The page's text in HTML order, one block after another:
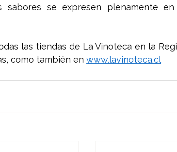
sabores se expresen plenamente
las tiendas de La Vinoteca en la
como también en www.lavinoteca.cl